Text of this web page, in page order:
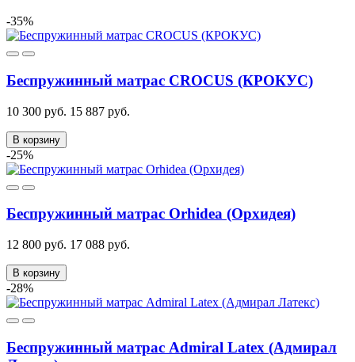
-35%
Беспружинный матрас CROCUS (КРОКУС)
10 300 руб. 15 887 руб.
В корзину
-25%
Беспружинный матрас Orhidea (Орхидея)
12 800 руб. 17 088 руб.
В корзину
-28%
Беспружинный матрас Admiral Latex (Адмирал